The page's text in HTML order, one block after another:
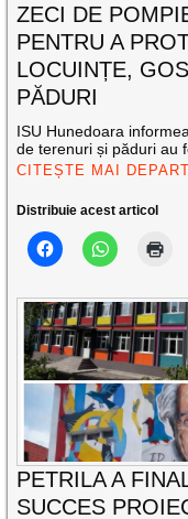
ZECI DE
PENTRU A
LOCUINȚE,
PĂDURI
ISU Hunedoara
de terenuri și păduri au
CITEȘTE MAI
Distribuie acest articol
PETRILA A
SUCCES